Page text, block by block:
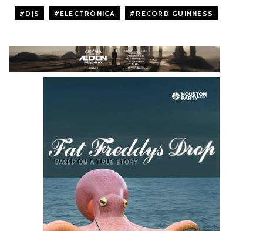
DJS ELECTRÓNICA RECORD GUINNESS